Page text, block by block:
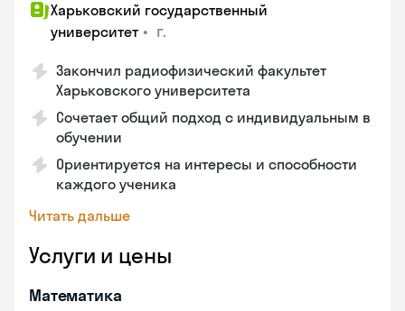
Харьковский государственный
университет • г.
Закончил радиофизический факультет
Харьковского университета
Сочетает общий подход с индивидуальным в
обучении
Ориентируется на интересы и способности
каждого ученика
Читать дальше
Услуги и цены
Математика